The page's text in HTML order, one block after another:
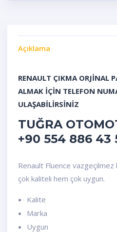
Açıklama
RENAULT ÇIKMA ORJİNAL
ALMAK İÇİN TELEFON
ULAŞABİLİRSİNİZ
TUĞRA
+90 554 886 43
Renault Fluence
çok kaliteli hem çok uygun.
Kalite
Marka
Uygun